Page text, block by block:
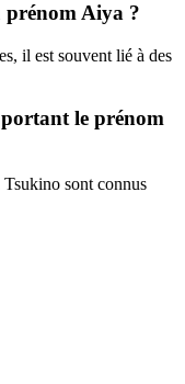
prénom Aiya ?
il est souvent lié à des
portant le prénom
sont connus